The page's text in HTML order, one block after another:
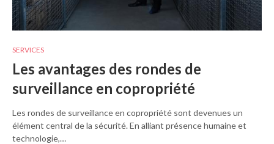
SERVICES
Les avantages des rondes de
surveillance en copropriété
Les rondes de surveillance en copropriété sont devenues un
élément central de la sécurité. En alliant présence humaine et
technologie,…